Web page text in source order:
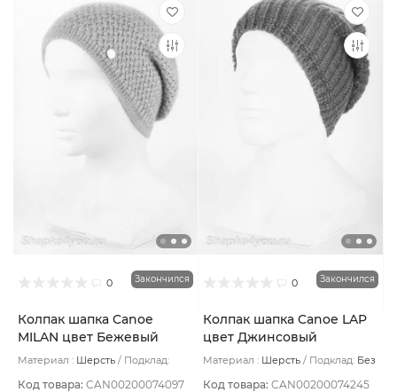
0 Закончился
Колпак шапка Canoe
MILAN цвет Бежевый
Материал : Шерсть
Подклад:
Код товара: CAN00200074097
0 Закончился
Колпак шапка Canoe LAP
цвет Джинсовый
Материал : Шерсть Подклад: Без
Код товара: CAN00200074245